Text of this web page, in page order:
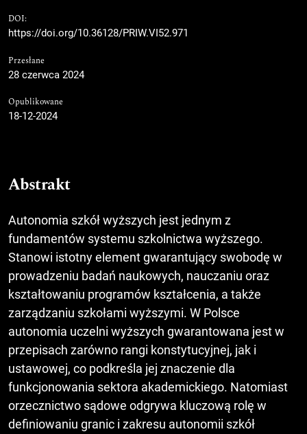
DOI:
https://doi.org/10.36128/PRIW.VI52.971
Przesłane
28 czerwca 2024
Opublikowane
18-12-2024
Abstrakt
Autonomia szkół wyższych jest jednym z
fundamentów systemu szkolnictwa wyższego.
Stanowi istotny element gwarantujący swobodę w
prowadzeniu badań naukowych, nauczaniu oraz
kształtowaniu programów kształcenia, a także
zarządzaniu szkołami wyższymi. W Polsce
autonomia uczelni wyższych gwarantowana jest w
przepisach zarówno rangi konstytucyjnej, jak i
ustawowej, co podkreśla jej znaczenie dla
funkcjonowania sektora akademickiego. Natomiast
orzecznictwo sądowe odgrywa kluczową rolę w
definiowaniu granic i zakresu autonomii szkół